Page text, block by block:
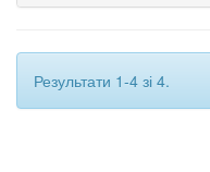
Результати 1-4 зі 4.